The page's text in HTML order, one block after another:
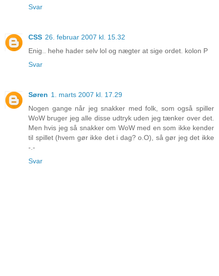
Svar
CSS 26. februar 2007 kl. 15.32
Enig.. hehe hader selv lol og nægter at sige ordet. kolon P
Svar
Søren 1. marts 2007 kl. 17.29
Nogen gange når jeg snakker med folk, som også spiller
WoW bruger jeg alle disse udtryk uden jeg tænker over det.
Men hvis jeg så snakker om WoW med en som ikke kender
til spillet (hvem gør ikke det i dag? o.O), så gør jeg det ikke
-.-
Svar